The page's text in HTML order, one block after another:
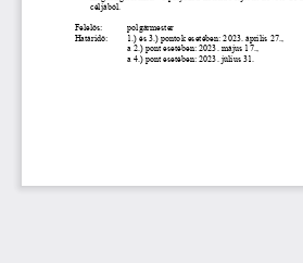
céljából.
Felelős:
polgármester
Határidő:
1.) és 3.) pontok esetében: 2023. április 27.,
a 2.) pont esetében: 2023. május 17.,
a 4.) pont esetében: 2023. július 31.